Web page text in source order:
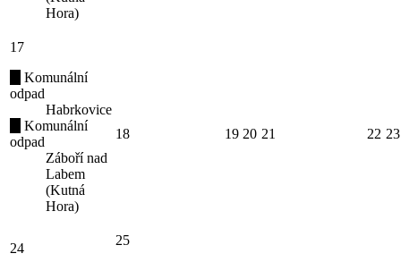
Hora)
17
Komunální
odpad
Habrkovice
Komunální
odpad
Záboří nad
Labem
(Kutná
Hora)
18 19 20 21 22 23
24
25